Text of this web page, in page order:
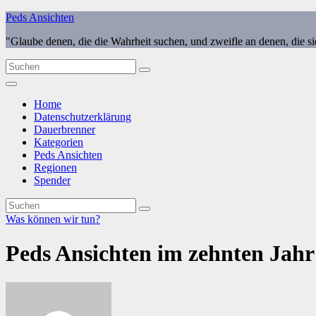
Zum
springen
Peds Ansichten
"Glaube denen, die die Wahrheit suchen, und zweifle an denen, die
Home
Datenschutzerklärung
Dauerbrenner
Kategorien
Peds Ansichten
Regionen
Spender
Was können wir tun?
Peds Ansichten im zehnten Jahr